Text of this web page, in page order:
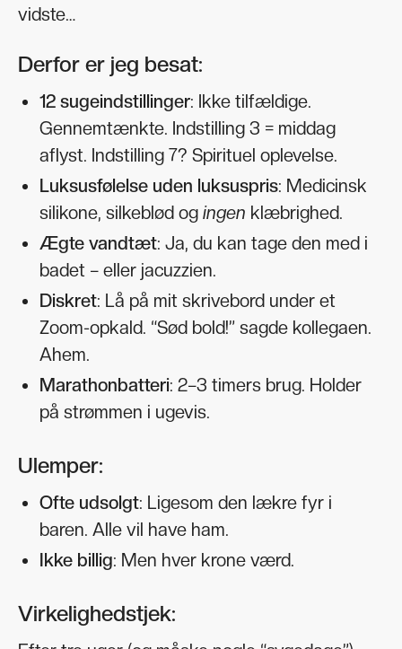
vidste…
Derfor er jeg besat:
12 sugeindstillinger: Ikke tilfældige.
Gennemtænkte. Indstilling 3 = middag
aflyst. Indstilling 7? Spirituel oplevelse.
Luksusfølelse uden luksuspris: Medicinsk
silikone, silkeblød og ingen klæbrighed.
Ægte vandtæt: Ja, du kan tage den med i
badet – eller jacuzzien.
Diskret: Lå på mit skrivebord under et
Zoom-opkald. “Sød bold!” sagde kollegaen.
Ahem.
Marathonbatteri: 2–3 timers brug. Holder
på strømmen i ugevis.
Ulemper:
Ofte udsolgt: Ligesom den lækre fyr i
baren. Alle vil have ham.
Ikke billig: Men hver krone værd.
Virkelighedstjek: